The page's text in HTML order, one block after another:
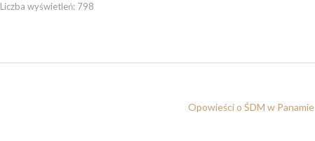
Liczba wyświetleń: 798
Opowieści o ŚDM w Panamie